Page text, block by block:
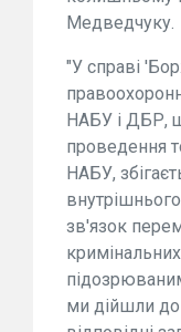
Медведчуку.
"У справі
НАБУ і ДБР,
проведення
НАБУ,
зв'язок
ми дійшли до